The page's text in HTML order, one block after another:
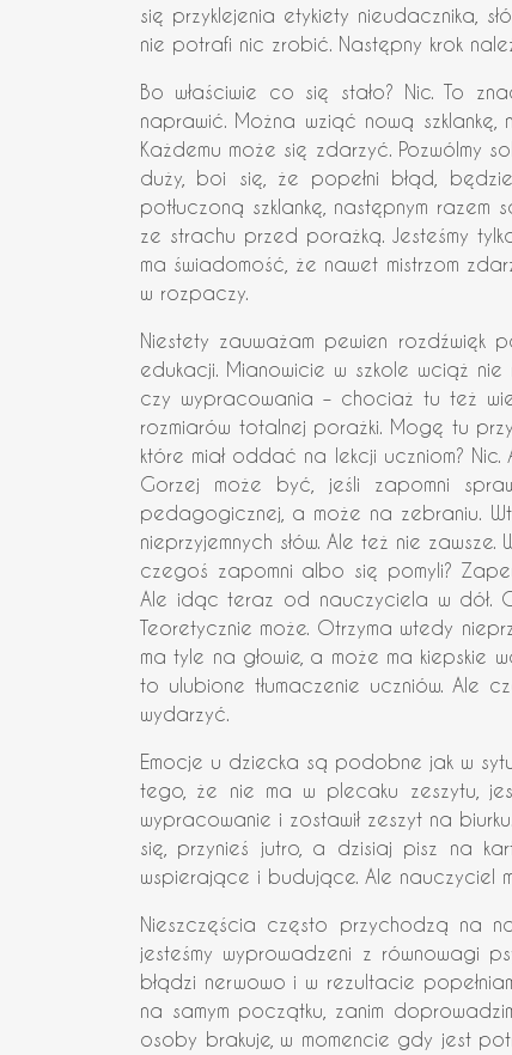
się przyklejenia etykiety nieudacznika,
nie potrafi nic zrobić. Następny krok
Bo właściwie co się stało? Nic. To
naprawić. Można wziąć nową
Każdemu może się zdarzyć. Pozwólmy
duży, boi się, że popełni błąd,
potłuczoną szklankę, następnym
ze strachu przed porażką. Jesteśmy
ma świadomość, że nawet mistrzom
w rozpaczy.
Niestety zauważam pewien rozdźwięk
edukacji. Mianowicie w szkole wciąż
czy wypracowania – chociaż tu też
rozmiarów totalnej porażki. Mogę tu
które miał oddać na lekcji uczniom?
Gorzej może być, jeśli zapomni
pedagogicznej, a może na zebraniu.
nieprzyjemnych słów. Ale też nie
czegoś zapomni albo się pomyli?
Ale idąc teraz od nauczyciela w dół.
Teoretycznie może. Otrzyma wtedy
ma tyle na głowie, a może ma kiepskie
to ulubione tłumaczenie uczniów. Ale
wydarzyć.
Emocje u dziecka są podobne jak w
tego, że nie ma w plecaku zeszytu,
wypracowanie i zostawił zeszyt na
się, przynieś jutro, a dzisiaj pisz na
wspierające i budujące. Ale nauczyciel
Nieszczęścia często przychodzą na
jesteśmy wyprowadzeni z równowagi
błądzi nerwowo i w rezultacie
na samym początku, zanim
osoby brakuje, w momencie gdy jest